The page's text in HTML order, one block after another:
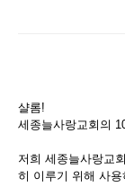
샬롬!
세종늘사랑교회의
저희 세종늘사랑교
히 이루기 위해 사